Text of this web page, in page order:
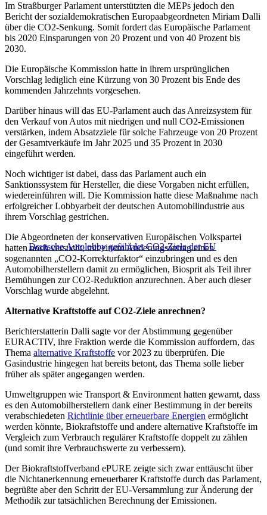
Im Straßburger Parlament unterstützten die MEPs jedoch den
Bericht der sozialdemokratischen Europaabgeordneten Miriam Dalli
über die CO2-Senkung. Somit fordert das Europäische Parlament
bis 2020 Einsparungen von 20 Prozent und von 40 Prozent bis
2030.
Die Europäische Kommission hatte in ihrem ursprünglichen
Vorschlag lediglich eine Kürzung von 30 Prozent bis Ende des
kommenden Jahrzehnts vorgesehen.
Darüber hinaus will das EU-Parlament auch das Anreizsystem für
den Verkauf von Autos mit niedrigen und null CO2-Emissionen
verstärken, indem Absatzziele für solche Fahrzeuge von 20 Prozent
der Gesamtverkäufe im Jahr 2025 und 35 Prozent in 2030
eingeführt werden.
Noch wichtiger ist dabei, dass das Parlament auch ein
Sanktionssystem für Hersteller, die diese Vorgaben nicht erfüllen,
wiedereinführen will. Die Kommission hatte diese Maßnahme nach
erfolgreicher Lobbyarbeit der deutschen Automobilindustrie aus
ihrem Vorschlag gestrichen.
Deutsche Autolobby gefährdet CO2-Ziele der EU
Die Abgeordneten der konservativen Europäischen Volkspartei
hatten noch versucht, mit einem Änderungsantrag einen
sogenannten „CO2-Korrekturfaktor“ einzubringen und es den
Automobilherstellern damit zu ermöglichen, Biosprit als Teil ihrer
Bemühungen zur CO2-Reduktion anzurechnen. Aber auch dieser
Vorschlag wurde abgelehnt.
Alternative Kraftstoffe auf CO2-Ziele anrechnen?
Berichterstatterin Dalli sagte vor der Abstimmung gegenüber
EURACTIV, ihre Fraktion werde die Kommission auffordern, das
Thema alternative Kraftstoffe vor 2023 zu überprüfen. Die
Gasindustrie hingegen hat bereits betont, das Thema solle lieber
früher als später angegangen werden.
Umweltgruppen wie Transport & Environment hatten gewarnt, dass
es den Automobilherstellern dank einer Bestimmung in der bereits
verabschiedeten Richtlinie über erneuerbare Energien ermöglicht
werden könnte, Biokraftstoffe und andere alternative Kraftstoffe im
Vergleich zum Verbrauch regulärer Kraftstoffe doppelt zu zählen
(und somit ihre Verbrauchswerte zu verbessern).
Der Biokraftstoffverband ePURE zeigte sich zwar enttäuscht über
die Nichtanerkennung erneuerbarer Kraftstoffe durch das Parlament,
begrüßte aber den Schritt der EU-Versammlung zur Änderung der
Methodik zur tatsächlichen Berechnung der Emissionen.